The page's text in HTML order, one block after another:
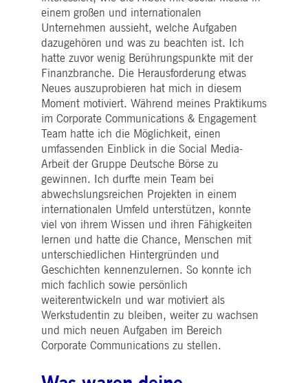
einem großen und internationalen
Unternehmen aussieht, welche Aufgaben
dazugehören und was zu beachten ist. Ich
hatte zuvor wenig Berührungspunkte mit der
Finanzbranche. Die Herausforderung etwas
Neues auszuprobieren hat mich in diesem
Moment motiviert. Während meines Praktikums
im Corporate Communications & Engagement
Team hatte ich die Möglichkeit, einen
umfassenden Einblick in die Social Media-
Arbeit der Gruppe Deutsche Börse zu
gewinnen. Ich durfte mein Team bei
abwechslungsreichen Projekten in einem
internationalen Umfeld unterstützen, konnte
viel von ihrem Wissen und ihren Fähigkeiten
lernen und hatte die Chance, Menschen mit
unterschiedlichen Hintergründen und
Geschichten kennenzulernen. So konnte ich
mich fachlich sowie persönlich
weiterentwickeln und war motiviert als
Werkstudentin zu bleiben, weiter zu wachsen
und mich neuen Aufgaben im Bereich
Corporate Communications zu stellen.
deutsche-
boerse.com
Sitzung
Dieses Cookie wird vom
Application Gateway zur
Aufrechterhaltung der
Sticky Session verwendet.
LinkedIn
Corporation
.linkedin.com
5
Monate
4
Wochen
Wird verwendet, um die
Zustimmung des Gastes
zur Verwendung von
Cookies für nicht
wesentliche Zwecke zu
speichern
deutsche-
boerse.com
Sitzung
Dieses Cookie wird vom
Session auch bei Cross-
Origin-Anfragen
aufrechtzuerhalten.
www.eurex.com Sitzung
Dieses Cookie wird in
Verbindung mit dem
um sicherzustellen, dass
Client-Anfragen auf den
Benutzererfahrung durch
die Förderung einer